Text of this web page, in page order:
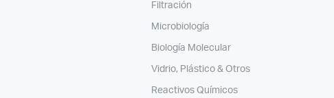
Filtración
Microbiología
Biología Molecular
Vidrio, Plástico & Otros
Reactivos Químicos